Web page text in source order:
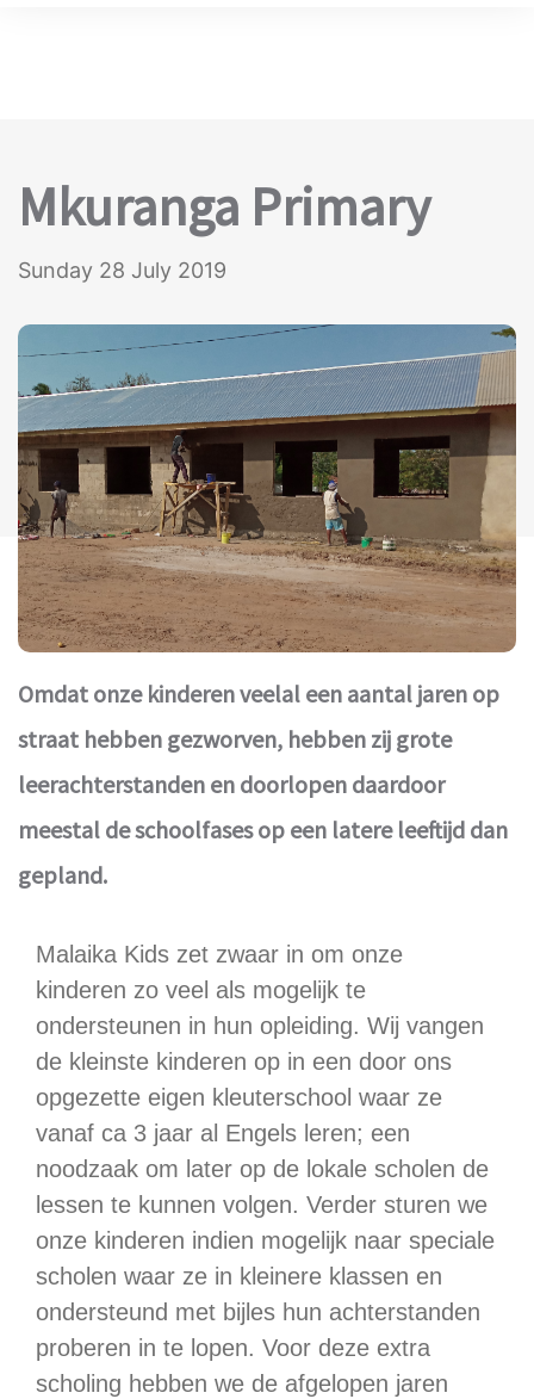
Mkuranga Primary
Sunday 28 July 2019
Omdat onze kinderen veelal een aantal jaren op
straat hebben gezworven, hebben zij grote
leerachterstanden en doorlopen daardoor
meestal de schoolfases op een latere leeftijd dan
gepland.
Malaika Kids zet zwaar in om onze
kinderen zo veel als mogelijk te
ondersteunen in hun opleiding. Wij vangen
de kleinste kinderen op in een door ons
opgezette eigen kleuterschool waar ze
vanaf ca 3 jaar al Engels leren; een
noodzaak om later op de lokale scholen de
lessen te kunnen volgen. Verder sturen we
onze kinderen indien mogelijk naar speciale
scholen waar ze in kleinere klassen en
ondersteund met bijles hun achterstanden
proberen in te lopen. Voor deze extra
scholing hebben we de afgelopen jaren